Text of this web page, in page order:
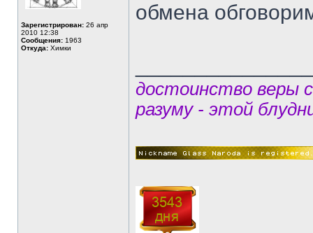
Зарегистрирован: 26 апр
2010 12:38
Сообщения: 1963
Откуда: Химки
обмена
достоинство веры
разуму - этой